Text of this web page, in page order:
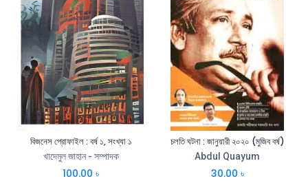
বিজনেস প্রোফাইল : বর্ষ ১, সংখ্যা ১
খাদেমুল জাহান - সম্পাদক
100.00 ৳
চলতি ঘটনা : জানুয়ারী ২০২০ (মুজিব বর্ষ)
Abdul Quayum
30.00 ৳